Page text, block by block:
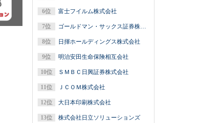
富士フイルム株式会社
ゴールドマン・サックス証券株式会社
日揮ホールディングス株式会社
明治安田生命保険相互会社
ＳＭＢＣ日興証券株式会社
ＪＣＯＭ株式会社
大日本印刷株式会社
株式会社日立ソリューションズ